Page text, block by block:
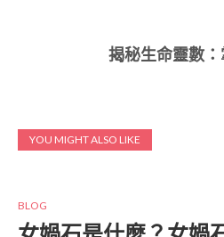
揭秘生命靈數：
YOU MIGHT ALSO LIKE
BLOG